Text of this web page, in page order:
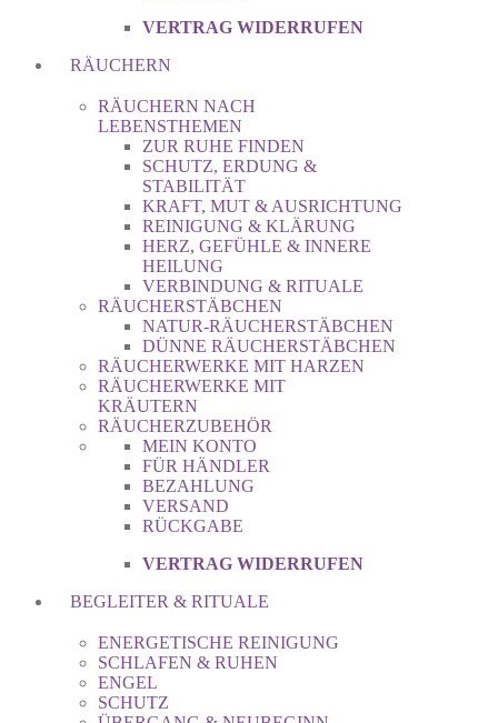
VERTRAG WIDERRUFEN
RÄUCHERN
RÄUCHERN NACH
LEBENSTHEMEN
ZUR RUHE FINDEN
SCHUTZ, ERDUNG &
STABILITÄT
KRAFT, MUT & AUSRICHTUNG
REINIGUNG & KLÄRUNG
HERZ, GEFÜHLE & INNERE
HEILUNG
VERBINDUNG & RITUALE
RÄUCHERSTÄBCHEN
NATUR-RÄUCHERSTÄBCHEN
DÜNNE RÄUCHERSTÄBCHEN
RÄUCHERWERKE MIT HARZEN
RÄUCHERWERKE MIT
KRÄUTERN
RÄUCHERZUBEHÖR
MEIN KONTO
FÜR HÄNDLER
BEZAHLUNG
VERSAND
RÜCKGABE
VERTRAG WIDERRUFEN
BEGLEITER & RITUALE
ENERGETISCHE REINIGUNG
SCHLAFEN & RUHEN
ENGEL
SCHUTZ